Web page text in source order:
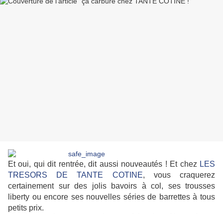
Et oui, qui dit rentrée, dit aussi nouveautés ! Et chez LES
TRESORS DE TANTE COTINE, vous craquerez
certainement sur des jolis bavoirs à col, ses trousses
liberty ou encore ses nouvelles séries de barrettes à tous
petits prix.